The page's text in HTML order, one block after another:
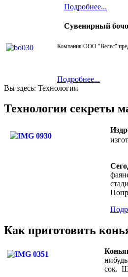
Подробнее...
Сувенирный
Компания ООО "Велес"
Подробнее...
Вы здесь: Технологии
Технологии секреты
Как приготовить
сок.